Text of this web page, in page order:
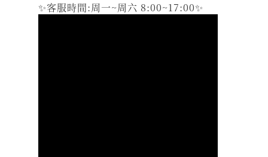
✨客服時間:周一~周六 8:00~17:00✨